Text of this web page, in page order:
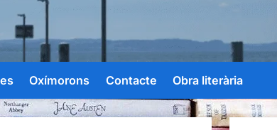
Oxímorons Contacte Obra literària